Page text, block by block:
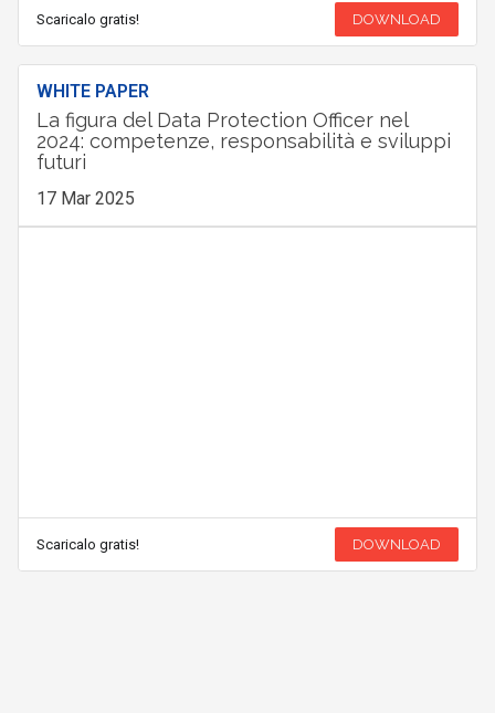
Scaricalo gratis! DOWNLOAD
WHITE PAPER
La figura del Data Protection Officer nel
2024: competenze, responsabilità e sviluppi
futuri
17 Mar 2025
Scaricalo gratis! DOWNLOAD